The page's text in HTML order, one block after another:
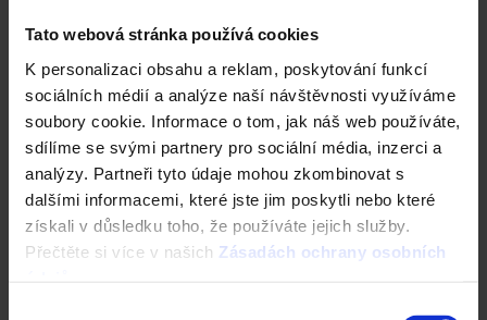
Tato webová stránka používá cookies
K personalizaci obsahu a reklam, poskytování funkcí
sociálních médií a analýze naší návštěvnosti využíváme
soubory cookie. Informace o tom, jak náš web používáte,
sdílíme se svými partnery pro sociální média, inzerci a
analýzy. Partneři tyto údaje mohou zkombinovat s
dalšími informacemi, které jste jim poskytli nebo které
získali v důsledku toho, že používáte jejich služby.
Přečtěte si více v našich Zásadách ochrany osobních
Cihla Porotherm 50 EKO Profi DF K -